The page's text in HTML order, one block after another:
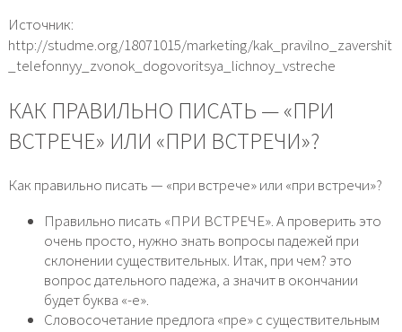
Источник:
http://studme.org/18071015/marketing/kak_pravilno_zavershit
_telefonnyy_zvonok_dogovoritsya_lichnoy_vstreche
КАК ПРАВИЛЬНО ПИСАТЬ — «ПРИ
ВСТРЕЧЕ» ИЛИ «ПРИ ВСТРЕЧИ»?
Как правильно писать — «при встрече» или «при встречи»?
Правильно писать «ПРИ ВСТРЕЧЕ». А проверить это
очень просто, нужно знать вопросы падежей при
склонении существительных. Итак, при чем? это
вопрос дательного падежа, а значит в окончании
будет буква «-е».
Словосочетание предлога «пре» с существительным